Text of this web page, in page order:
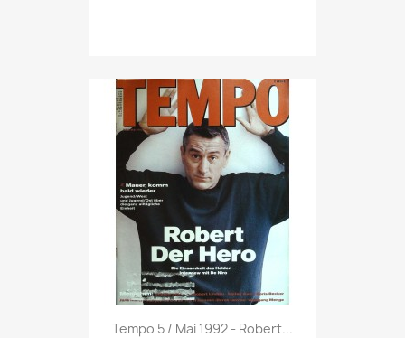
Vorschau
Tempo 5 / Mai 1992 - Robert...